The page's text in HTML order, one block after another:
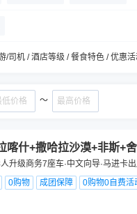
/司机 / 酒店等级 / 餐食特色 / 优惠
～
喀什+撒哈拉沙漠+非斯+
人升级商务7座车·中文向导·马进卡
0购物 成团保障 0购物0自费活